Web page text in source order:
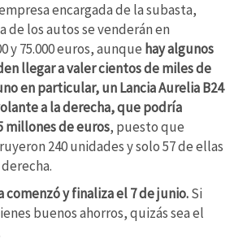
encargada de la subasta,
de los autos se venderán en
y 75.000 euros, aunque hay algunos
llegar a valer cientos de miles de
en particular, un Lancia Aurelia B24
a la derecha, que podría
millones de euros, puesto que
240 unidades y solo 57 de ellas
comenzó y finaliza el 7 de junio.Si
buenos ahorros, quizás sea el